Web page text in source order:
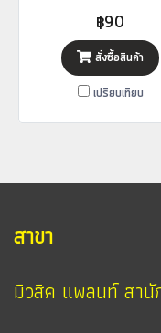
฿90
สั่งซื้อสินค้า
เปรียบเทียบ
สาขา
มิวสิค แพลนท์ สา